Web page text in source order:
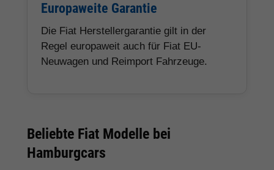
Europaweite Garantie
Die Fiat Herstellergarantie gilt in der
Regel europaweit auch für Fiat EU-
Neuwagen und Reimport Fahrzeuge.
Beliebte Fiat Modelle bei
Hamburgcars